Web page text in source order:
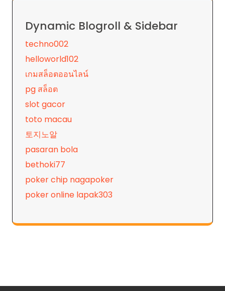
Dynamic Blogroll & Sidebar
techno002
helloworld102
เกมสล็อตออนไลน์
pg สล็อต
slot gacor
toto macau
토지노알
pasaran bola
bethoki77
poker chip nagapoker
poker online lapak303